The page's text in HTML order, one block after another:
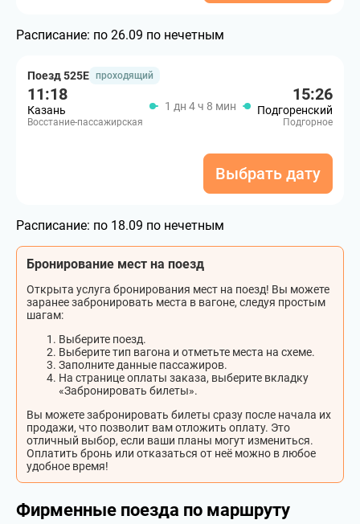
Расписание: по 26.09 по нечетным
Поезд 525Е проходящий
11:18
Казань
Восстание-пассажирская
1 дн 4 ч 8 мин
15:26
Подгоренский
Подгорное
Выбрать дату
Расписание: по 18.09 по нечетным
Бронирование мест на поезд
Открыта услуга бронирования мест на поезд! Вы можете
заранее забронировать места в вагоне, следуя простым
шагам:
Выберите поезд.
Выберите тип вагона и отметьте места на схеме.
Заполните данные пассажиров.
На странице оплаты заказа, выберите вкладку
«Забронировать билеты».
Вы можете забронировать билеты сразу после начала их
продажи, что позволит вам отложить оплату. Это
отличный выбор, если ваши планы могут измениться.
Оплатить бронь или отказаться от неё можно в любое
удобное время!
Фирменные поезда по маршруту